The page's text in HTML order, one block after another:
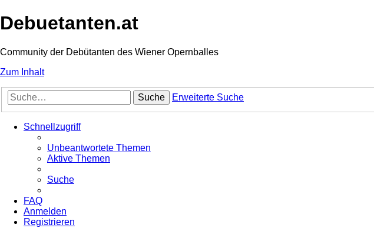
Debuetanten.at
Community der Debütanten des Wiener Opernballes
Zum Inhalt
Suche Erweiterte Suche
Schnellzugriff
Unbeantwortete Themen
Aktive Themen
Suche
FAQ
Anmelden
Registrieren